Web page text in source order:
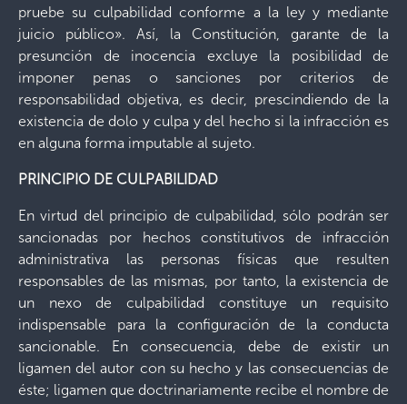
pruebe su culpabilidad conforme a la ley y mediante
juicio público». Así, la Constitución, garante de la
presunción de inocencia excluye la posibilidad de
imponer penas o sanciones por criterios de
responsabilidad objetiva, es decir, prescindiendo de la
existencia de dolo y culpa y del hecho si la infracción es
en alguna forma imputable al sujeto.
PRINCIPIO DE CULPABILIDAD
En virtud del principio de culpabilidad, sólo podrán ser
sancionadas por hechos constitutivos de infracción
administrativa las personas físicas que resulten
responsables de las mismas, por tanto, la existencia de
un nexo de culpabilidad constituye un requisito
indispensable para la configuración de la conducta
sancionable. En consecuencia, debe de existir un
ligamen del autor con su hecho y las consecuencias de
éste; ligamen que doctrinariamente recibe el nombre de